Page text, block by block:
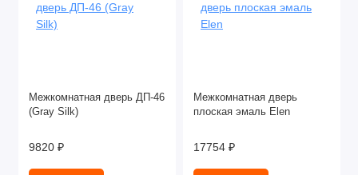
Межкомнатная дверь ДП-46
(Gray Silk)
9820 ₽
Межкомнатная дверь
плоская эмаль Elen
17754 ₽